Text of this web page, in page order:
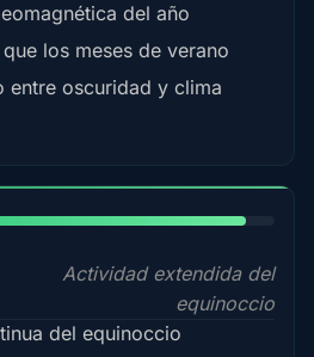
del año
los meses de verano
entre oscuridad y clima
Actividad extendida del
equinoccio
del equinoccio